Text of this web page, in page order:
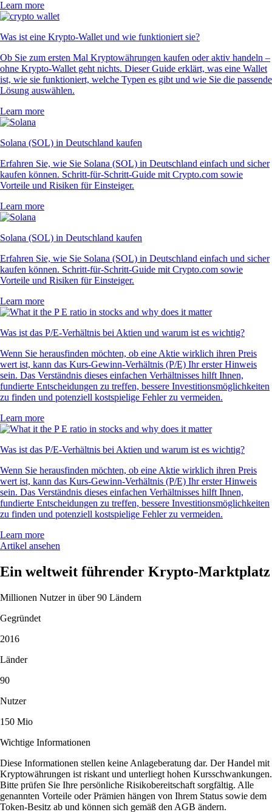
Learn more
Was ist eine Krypto-Wallet und wie funktioniert sie?
Ob Sie zum ersten Mal Kryptowährungen kaufen oder aktiv handeln –
ohne Krypto-Wallet geht nichts. Dieser Guide erklärt, was eine Wallet
ist, wie sie funktioniert, welche Typen es gibt und wie Sie die passende
Lösung auswählen.
Learn more
Solana (SOL) in Deutschland kaufen
Erfahren Sie, wie Sie Solana (SOL) in Deutschland einfach und sicher
kaufen können. Schritt-für-Schritt-Guide mit Crypto.com sowie
Vorteile und Risiken für Einsteiger.
Learn more
Solana (SOL) in Deutschland kaufen
Erfahren Sie, wie Sie Solana (SOL) in Deutschland einfach und sicher
kaufen können. Schritt-für-Schritt-Guide mit Crypto.com sowie
Vorteile und Risiken für Einsteiger.
Learn more
Was ist das P/E-Verhältnis bei Aktien und warum ist es wichtig?
Wenn Sie herausfinden möchten, ob eine Aktie wirklich ihren Preis
wert ist, kann das Kurs-Gewinn-Verhältnis (P/E) Ihr erster Hinweis
sein. Das Verständnis dieses einfachen Verhältnisses hilft Ihnen,
fundierte Entscheidungen zu treffen, bessere Investitionsmöglichkeiten
zu finden und potenziell kostspielige Fehler zu vermeiden.
Learn more
Was ist das P/E-Verhältnis bei Aktien und warum ist es wichtig?
Wenn Sie herausfinden möchten, ob eine Aktie wirklich ihren Preis
wert ist, kann das Kurs-Gewinn-Verhältnis (P/E) Ihr erster Hinweis
sein. Das Verständnis dieses einfachen Verhältnisses hilft Ihnen,
fundierte Entscheidungen zu treffen, bessere Investitionsmöglichkeiten
zu finden und potenziell kostspielige Fehler zu vermeiden.
Learn more
Artikel ansehen
Ein weltweit führender Krypto-Marktplatz
Millionen Nutzer in über 90 Ländern
Gegründet
2016
Länder
90
Nutzer
150 Mio
Wichtige Informationen
Diese Informationen stellen keine Anlageberatung dar. Der Handel mit
Kryptowährungen ist riskant und unterliegt hohen Kursschwankungen.
Bitte prüfen Sie Ihre persönliche Risikobereitschaft sorgfältig. Alle
genannten Vorteile oder Prämien hängen von Ihrem Status sowie dem
Token-Besitz ab und können sich gemäß den AGB ändern.